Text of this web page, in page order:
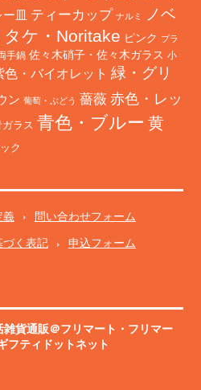
皿 ティーカップ ナルミ
ノベ
タケ・Noritake ピンク プラ
手鍋 佐々木硝子・佐々木ガラス 小
色・バイオレット 緑・グリ
ン 葡萄・ぶどう 薔薇 赤色・レッ
ガラス 青色・ブルー 黄
ク
義 問い合わせフォーム
づく表記 申込フォーム
貨通販＠フリマート ・ フリマー
フティドットネット